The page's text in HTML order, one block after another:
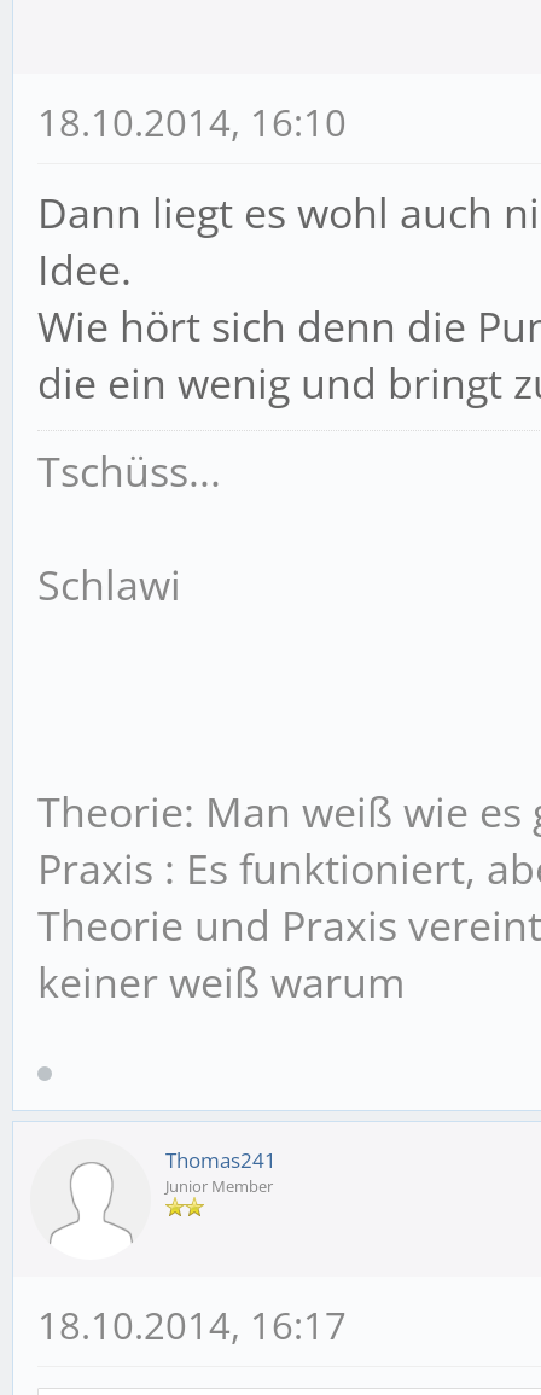
18.10.2014, 16:10
Dann liegt es wohl auch
Idee.
Wie hört sich denn die
die ein wenig und bringt
Tschüss...
Schlawi
Theorie: Man weiß wie
Praxis : Es funktioniert,
Theorie und Praxis
keiner weiß warum
Thomas241
Junior Member
18.10.2014, 16:17